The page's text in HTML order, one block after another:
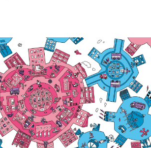
える
#クルマの一部をつくる仕事
関係性はどうなっていく？
#カーボンニュートラルを現実に